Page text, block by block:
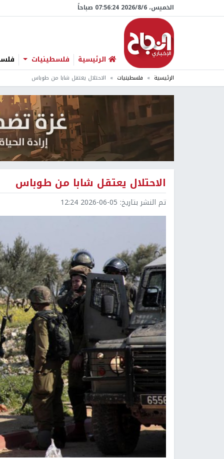
الخميس، 6/‏8/‏2026 07:56:25 صباحاً
الرئيسية فلسطينيات
الرئيسية فلسطينيات الاحتلال يعتقل شابا من طوباس
الاحتلال يعتقل شابا من طوباس
تم النشر بتاريخ: 2026-06-05 12:24